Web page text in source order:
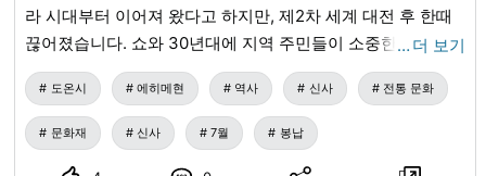
라 시대부터 이어져 왔다고 하지만, 제2차 세계 대전 후 한때
끊어졌습니다. 쇼와 30년대에 지역 주민들이 소중한 신사를
계승해 나가고자 부활시켜, 올해로 신악 보존회는 50주년을
맞이합니다. 카미바야시 시로야마 텐만구의 신락이 내일 봉납
됩니다. 봉납 일시: 2026년 7월 12일 (일) 13시부터 신사 의식
13시 30분경부터 신악 봉납 그 후, 어린이 씨름 대회와 떡 던
… 더 보기
도온시 에히메현 역사 신사 전통 문화
문화재 신사 7월 봉납